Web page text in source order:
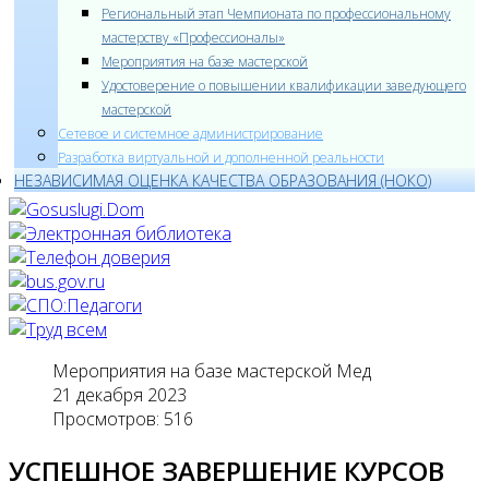
Региональный этап Чемпионата по профессиональному
мастерству «Профессионалы»
Мероприятия на базе мастерской
Удостоверение о повышении квалификации заведующего
мастерской
Cетевое и системное администрирование
Разработка виртуальной и дополненной реальности
НЕЗАВИСИМАЯ ОЦЕНКА КАЧЕСТВА ОБРАЗОВАНИЯ (НОКО)
Мероприятия на базе мастерской Мед
21 декабря 2023
Просмотров: 516
УСПЕШНОЕ ЗАВЕРШЕНИЕ КУРСОВ